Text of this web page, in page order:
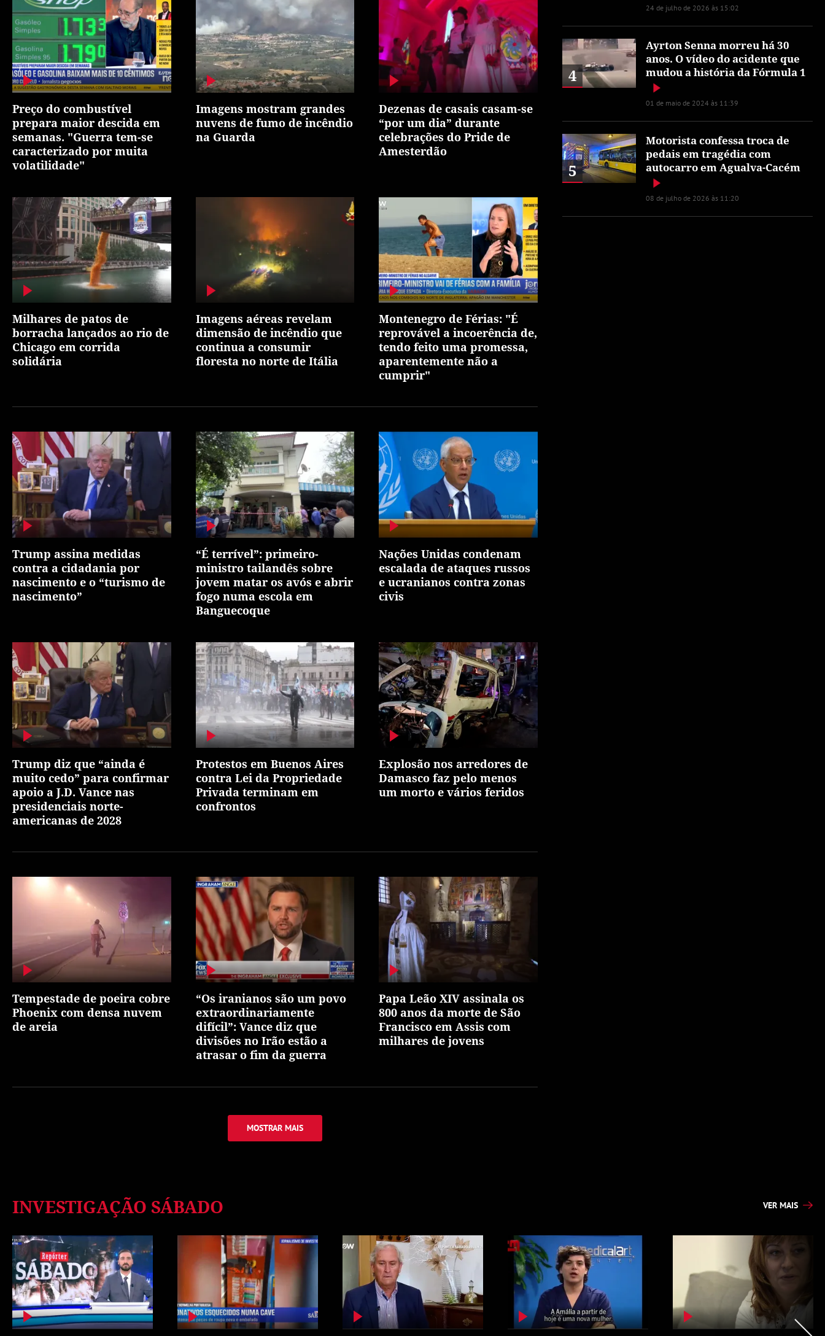
Preço do combustível
prepara maior descida em
semanas. "Guerra tem-se
caracterizado por muita
volatilidade"
Imagens mostram grandes
nuvens de fumo de incêndio
na Guarda
Dezenas de casais casam-se
“por um dia” durante
celebrações do Pride de
Amesterdão
Milhares de patos de
borracha lançados ao rio de
Chicago em corrida
solidária
Imagens aéreas revelam
dimensão de incêndio que
continua a consumir
floresta no norte de Itália
Montenegro de Férias: "É
reprovável a incoerência de,
tendo feito uma promessa,
aparentemente não a
cumprir"
Trump assina medidas
contra a cidadania por
nascimento e o “turismo de
nascimento”
“É terrível”: primeiro-
ministro tailandês sobre
jovem matar os avós e abrir
fogo numa escola em
Banguecoque
Nações Unidas condenam
escalada de ataques russos
e ucranianos contra zonas
civis
Trump diz que “ainda é
muito cedo” para confirmar
apoio a J.D. Vance nas
presidenciais norte-
americanas de 2028
Protestos em Buenos Aires
contra Lei da Propriedade
Privada terminam em
confrontos
Explosão nos arredores de
Damasco faz pelo menos
um morto e vários feridos
Tempestade de poeira cobre
Phoenix com densa nuvem
de areia
“Os iranianos são um povo
extraordinariamente
difícil”: Vance diz que
divisões no Irão estão a
atrasar o fim da guerra
Papa Leão XIV assinala os
800 anos da morte de São
Francisco em Assis com
milhares de jovens
MOSTRAR MAIS
24 de julho de 2026 às 15:02
4
Ayrton Senna morreu há 30
anos. O vídeo do acidente que
mudou a história da Fórmula 1
01 de maio de 2024 às 11:39
5
Motorista confessa troca de
pedais em tragédia com
autocarro em Agualva-Cacém
08 de julho de 2026 às 11:20
INVESTIGAÇÃO SÁBADO VER MAIS